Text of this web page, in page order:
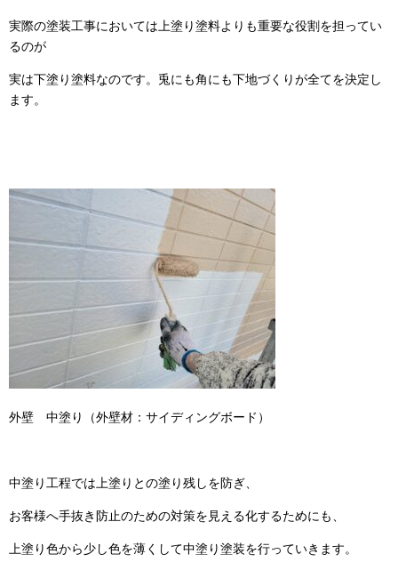
実際の塗装工事においては上塗り塗料よりも重要な役割を担ってい
るのが
実は下塗り塗料なのです。兎にも角にも下地づくりが全てを決定し
ます。
外壁 中塗り（外壁材：サイディングボード）
中塗り工程では上塗りとの塗り残しを防ぎ、
お客様へ手抜き防止のための対策を見える化するためにも、
上塗り色から少し色を薄くして中塗り塗装を行っていきます。